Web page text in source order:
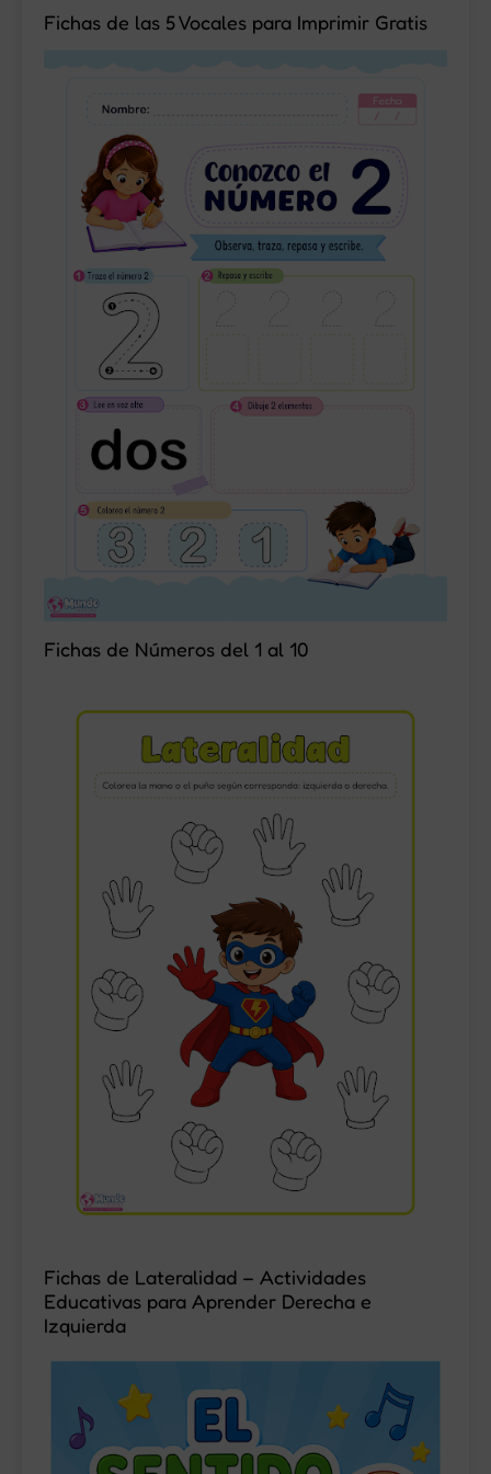
Fichas de las 5 Vocales para Imprimir Gratis
Fichas de Números del 1 al 10
Fichas de Lateralidad – Actividades
Educativas para Aprender Derecha e
Izquierda